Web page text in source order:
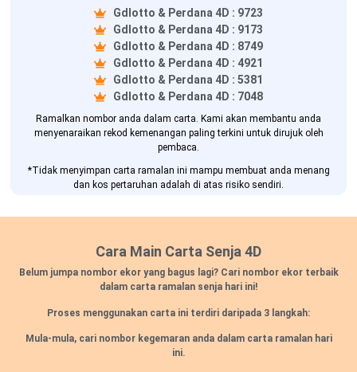
Gdlotto & Perdana 4D : 9723
Gdlotto & Perdana 4D : 9173
Gdlotto & Perdana 4D : 8749
Gdlotto & Perdana 4D : 4921
Gdlotto & Perdana 4D : 5381
Gdlotto & Perdana 4D : 7048
Ramalkan nombor anda dalam carta. Kami akan membantu anda
menyenaraikan rekod kemenangan paling terkini untuk dirujuk oleh
pembaca.
*Tidak menyimpan carta ramalan ini mampu membuat anda menang
dan kos pertaruhan adalah di atas risiko sendiri.
Cara Main Carta Senja 4D
Belum jumpa nombor ekor yang bagus lagi? Cari nombor ekor terbaik
dalam carta ramalan senja hari ini!
Proses menggunakan carta ini terdiri daripada 3 langkah:
Mula-mula, cari nombor kegemaran anda dalam carta ramalan hari
ini.